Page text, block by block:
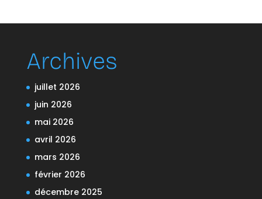
Archives
juillet 2026
juin 2026
mai 2026
avril 2026
mars 2026
février 2026
décembre 2025